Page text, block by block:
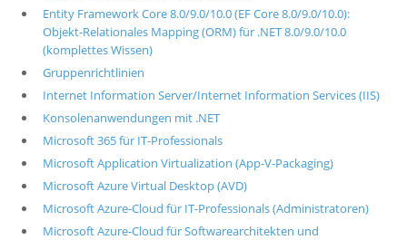
Entity Framework Core 8.0/9.0/10.0 (EF Core 8.0/9.0/10.0):
Objekt-Relationales Mapping (ORM) für .NET 8.0/9.0/10.0
(komplettes Wissen)
Gruppenrichtlinien
Internet Information Server/Internet Information Services (IIS)
Konsolenanwendungen mit .NET
Microsoft 365 für IT-Professionals
Microsoft Application Virtualization (App-V-Packaging)
Microsoft Azure Virtual Desktop (AVD)
Microsoft Azure-Cloud für IT-Professionals (Administratoren)
Microsoft Azure-Cloud für Softwarearchitekten und